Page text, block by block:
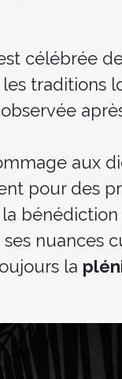
célébrée
traditions
aux
pour des
nuances
la